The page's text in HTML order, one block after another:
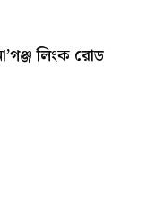
লিংক রোড